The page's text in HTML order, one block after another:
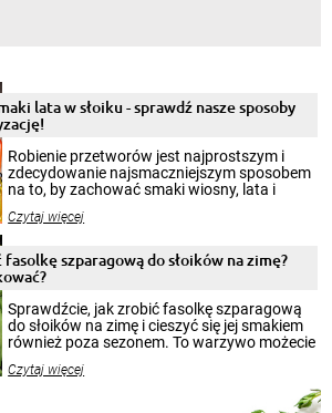
lata w słoiku - sprawdź nasze sposoby
Robienie przetworów jest najprostszym i
zdecydowanie najsmaczniejszym sposobem
na to, by zachować smaki wiosny, lata i
krajobrazów, by cieszyć nimi oko w sezonie
pełni poczuć atmosferę cieplejszych
miesięcy. Przygotowanie słoików ze
patenty, które pozwolą zachować świeżość
przetworów.
Czytaj więcej
szparagową do słoików na zimę?
Sprawdźcie, jak zrobić fasolkę szparagową
do słoików na zimę i cieszyć się jej smakiem
również poza sezonem. To warzywo możecie
nasze propozycje!
Czytaj więcej